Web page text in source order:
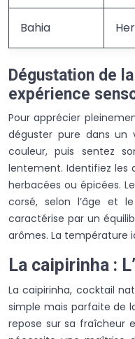
Bahia
Dégustation de
expérience
Pour apprécier
déguster pure dans un
couleur, puis sentez
lentement. Identifiez les
herbacées ou épicées.
corsé, selon l’âge et
caractérise par un
arômes. La température
La caipirinha :
La caipirinha, cocktail
simple mais parfaite de
repose sur sa fraîcheur